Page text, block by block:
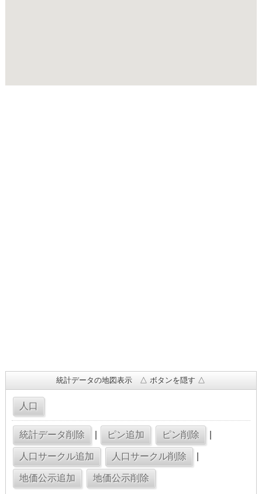
統計データの地図表示 △ ボタンを隠す △